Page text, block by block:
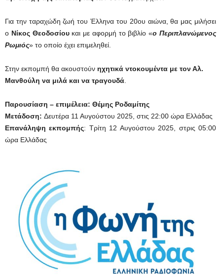
Για την ταραχώδη ζωή του Έλληνα του 20ου αιώνα, θα μας μιλήσει
ο Νίκος Θεοδοσίουκαι με αφορμή το βιβλίο «ο Περιπλανώμενος
Ρωμιός» το οποίο έχει επιμεληθεί.
Στην εκπομπή θα ακουστούν ηχητικά ντοκουμέντα με τον Αλ.
Μανθούλη να μιλά και να τραγουδά.
Παρουσίαση – επιμέλεια: Θέμης Ροδαμίτης
Μετάδοση: Δευτέρα 11 Αυγούστου 2025, στις 22:00 ώρα Ελλάδας
Επανάληψη εκπομπής: Τρίτη 12 Αυγούστου 2025, στρις 05:00
ώρα Ελλάδας